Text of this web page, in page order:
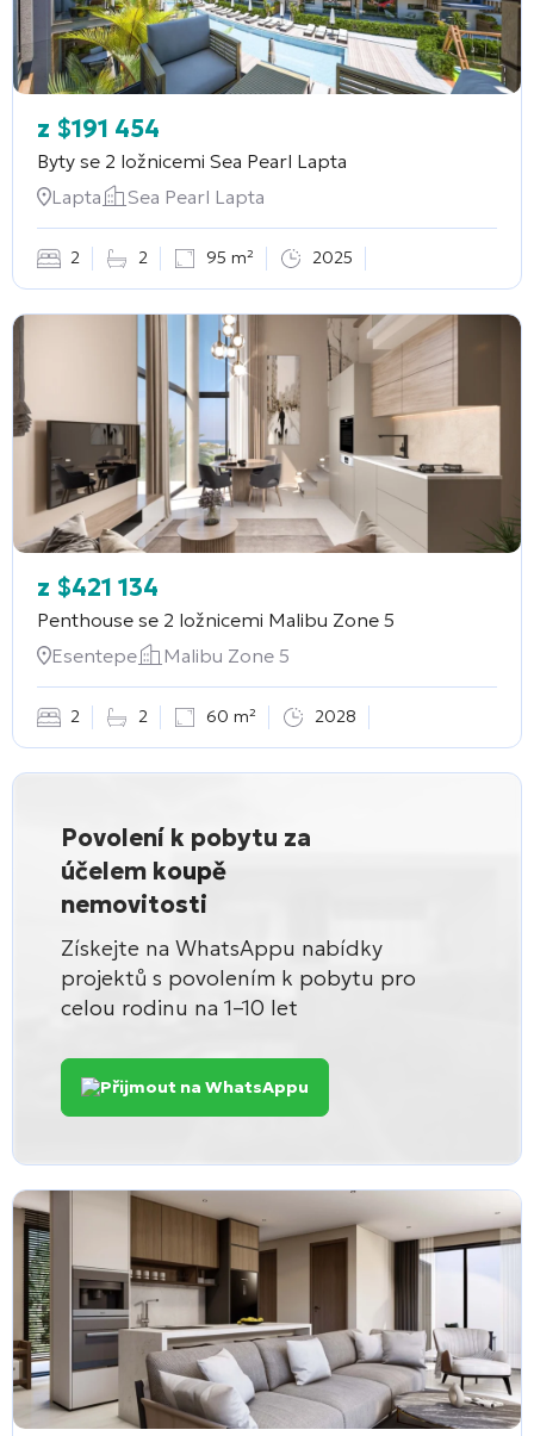
z $191 454
Byty se 2 ložnicemi Sea Pearl Lapta
Lapta
Sea Pearl Lapta
2 2 95 m² 2025
z $421 134
Penthouse se 2 ložnicemi Malibu Zone 5
Esentepe
Malibu Zone 5
2 2 60 m² 2028
Povolení k pobytu za
účelem koupě
nemovitosti
Získejte na WhatsAppu nabídky
projektů s povolením k pobytu pro
celou rodinu na 1–10 let
Přijmout na WhatsAppu